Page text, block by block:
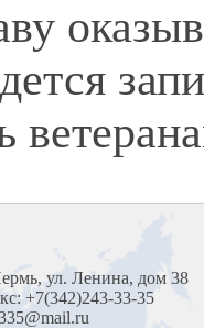
ул. Ленина, дом 38
+7(342)243-33-35